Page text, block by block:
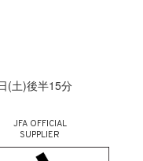
(土)後半15分
JFA OFFICIAL
SUPPLIER